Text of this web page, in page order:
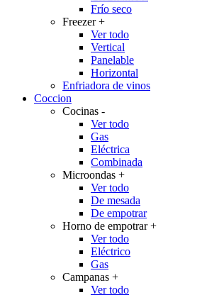
Frío seco
Freezer+
Ver todo
Vertical
Panelable
Horizontal
Enfriadora de vinos
Coccion
Cocinas -
Ver todo
Gas
Eléctrica
Combinada
Microondas +
Ver todo
De mesada
De empotrar
Horno de empotrar+
Ver todo
Eléctrico
Gas
Campanas +
Ver todo